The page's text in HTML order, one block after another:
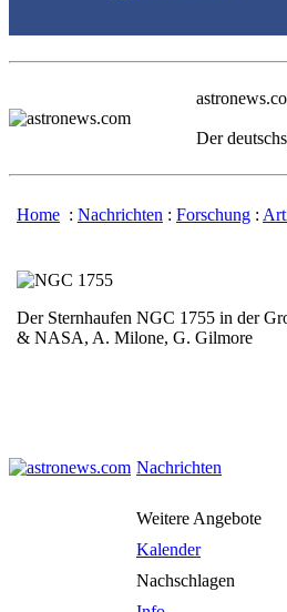
Der
Home : Nachrichten : Forschung :
Der Sternhaufen NGC 1755 in der
& NASA, A. Milone, G. Gilmore
Nachrichten
Weitere Angebote
Kalender
Nachschlagen